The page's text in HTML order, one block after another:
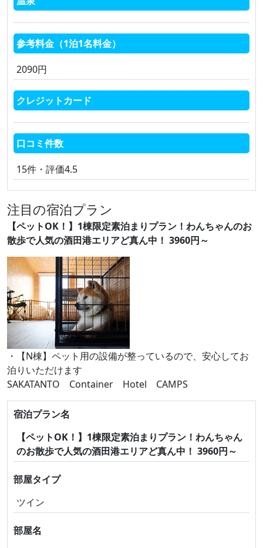
参考料金（1泊1名料金）
2090円
クレジットカード
口コミ件数
15件・評価4.5
注目の宿泊プラン
【ペットOK！】1棟限定素泊まりプラン！わんちゃんのお
散歩で人気の酒田港エリアど真ん中！ 3960円～
・【N棟】ペット用の設備が整っているので、安心してお
泊りいただけます
SAKATANTO Container Hotel CAMPS
宿泊プラン名
【ペットOK！】1棟限定素泊まりプラン！わんちゃん
のお散歩で人気の酒田港エリアど真ん中！ 3960円～
部屋タイプ
ツイン
部屋名